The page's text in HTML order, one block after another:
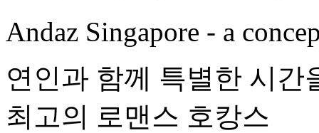
Andaz Singapore - a
연인과 함께 특별한 시간
최고의 로맨스 호캉스